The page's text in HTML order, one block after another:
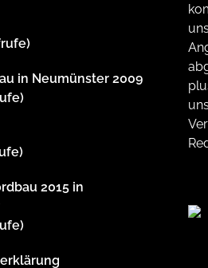
in Neumünster 2009
2015 in